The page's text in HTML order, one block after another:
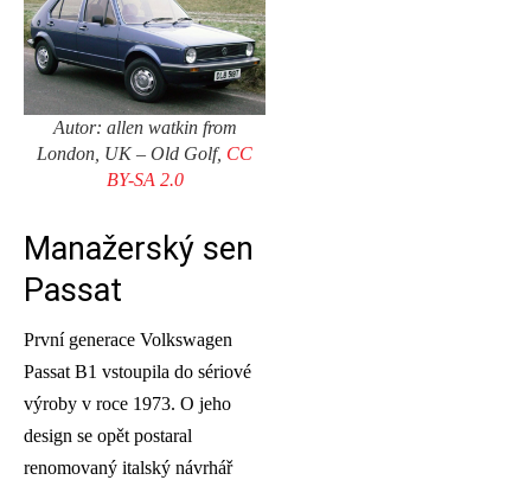
Autor: allen watkin from
London, UK – Old Golf, CC
BY-SA 2.0
Manažerský sen
Passat
První generace Volkswagen
Passat B1 vstoupila do sériové
výroby v roce 1973. O jeho
design se opět postaral
renomovaný italský návrhář